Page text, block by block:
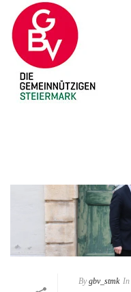
By gbv_stmk In